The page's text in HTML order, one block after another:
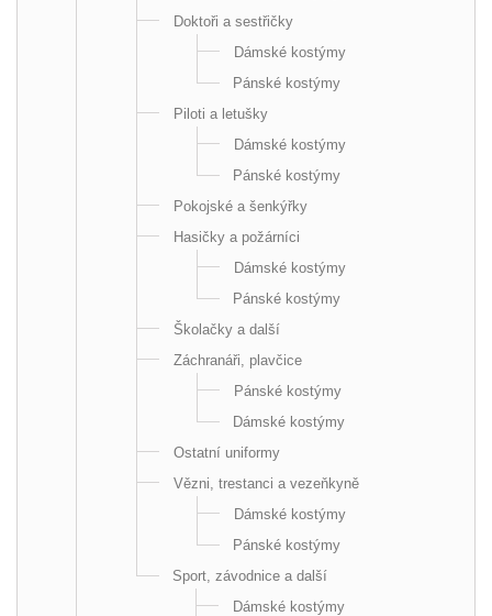
Doktoři a sestřičky
Dámské kostýmy
Pánské kostýmy
Piloti a letušky
Dámské kostýmy
Pánské kostýmy
Pokojské a šenkýřky
Hasičky a požárníci
Dámské kostýmy
Pánské kostýmy
Školačky a další
Záchranáři, plavčice
Pánské kostýmy
Dámské kostýmy
Ostatní uniformy
Vězni, trestanci a vezeňkyně
Dámské kostýmy
Pánské kostýmy
Sport, závodnice a další
Dámské kostýmy